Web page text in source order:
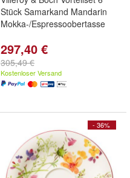
Stück Samarkand Mandarin
Mokka-/Espressoobertasse
297,40 €
305,49 €
Kostenloser Versand
- 36%